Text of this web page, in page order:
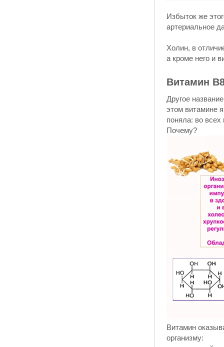
Избыток же
артериальное
Холин, в
а кроме него и
Витамин
Другое
этом витамине
поняла: во всех
Почему?
Витамин
организму: